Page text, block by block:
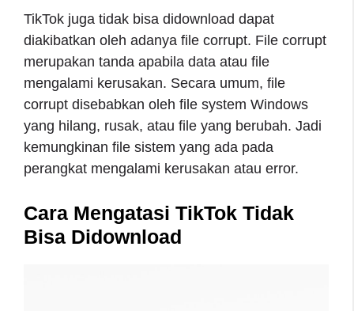
TikTok juga tidak bisa didownload dapat
diakibatkan oleh adanya file corrupt. File corrupt
merupakan tanda apabila data atau file
mengalami kerusakan. Secara umum, file
corrupt disebabkan oleh file system Windows
yang hilang, rusak, atau file yang berubah. Jadi
kemungkinan file sistem yang ada pada
perangkat mengalami kerusakan atau error.
Cara Mengatasi TikTok Tidak
Bisa Didownload